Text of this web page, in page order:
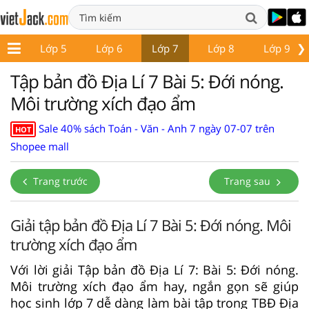
❯
4 Lớp 5 Lớp 6 Lớp 7 Lớp 8 Lớp 9
Tập bản đồ Địa Lí 7 Bài 5: Đới nóng.
Môi trường xích đạo ẩm
HOT
Sale 40% sách Toán - Văn - Anh 7 ngày 07-07 trên
Shopee mall
Trang trước Trang sau
Giải tập bản đồ Địa Lí 7 Bài 5: Đới nóng. Môi
trường xích đạo ẩm
Với lời giải Tập bản đồ Địa Lí 7: Bài 5: Đới nóng.
Môi trường xích đạo ẩm hay, ngắn gọn sẽ giúp
học sinh lớp 7 dễ dàng làm bài tập trong TBĐ Địa